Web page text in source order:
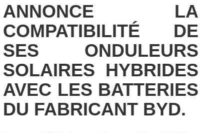
ANNONCE LA
COMPATIBILITÉ DE
SES ONDULEURS
SOLAIRES HYBRIDES
AVEC LES BATTERIES
DU FABRICANT BYD.